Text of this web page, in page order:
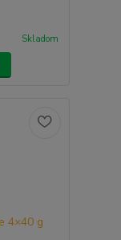
Skladom